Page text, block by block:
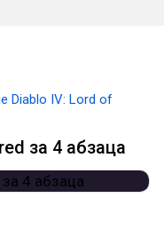
Diablo IV: Lord of
за 4 абзаца